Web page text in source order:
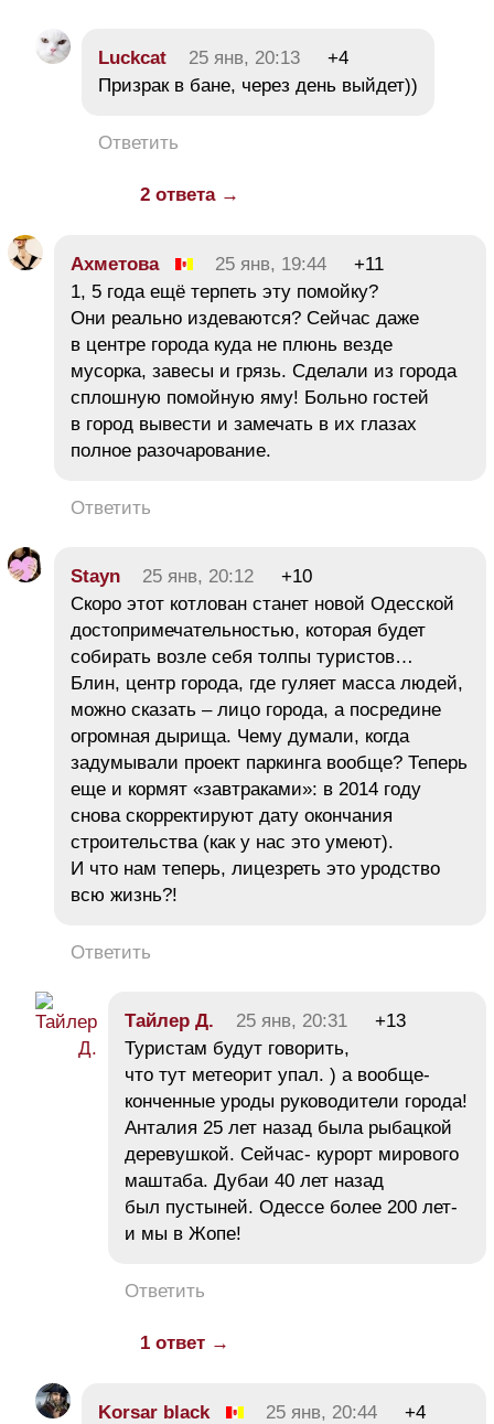
Luckcat 25 янв, 20:13
+4
Призрак в бане, через день выйдет))
Ответить
2 ответа →
Ахметова 25 янв, 19:44
+11
1, 5 года ещё терпеть эту помойку?
Они реально издеваются? Сейчас даже
в центре города куда не плюнь везде
мусорка, завесы и грязь. Сделали из города
сплошную помойную яму! Больно гостей
в город вывести и замечать в их глазах
полное разочарование.
Ответить
Stayn 25 янв, 20:12
+10
Скоро этот котлован станет новой Одесской
достопримечательностью, которая будет
собирать возле себя толпы туристов…
Блин, центр города, где гуляет масса людей,
можно сказать – лицо города, а посредине
огромная дырища. Чему думали, когда
задумывали проект паркинга вообще? Теперь
еще и кормят «завтраками»: в 2014 году
снова скорректируют дату окончания
строительства (как у нас это умеют).
И что нам теперь, лицезреть это уродство
всю жизнь?!
Ответить
Тайлер Д. 25 янв, 20:31
+13
Туристам будут говорить,
что тут метеорит упал. ) а вообще-
конченные уроды руководители города!
Анталия 25 лет назад была рыбацкой
деревушкой. Сейчас- курорт мирового
маштаба. Дубаи 40 лет назад
был пустыней. Одессе более 200 лет-
и мы в Жопе!
Ответить
1 ответ →
Korsar black 25 янв, 20:44
+4